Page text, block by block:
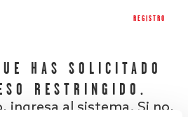
REGISTRO
HAS SOLICITADO
RESTRINGIDO.
ingresa al sistema. Si no,